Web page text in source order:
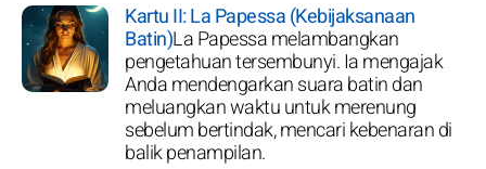
Kartu II: La Papessa (Kebijaksanaan
Batin)La Papessa melambangkan
pengetahuan tersembunyi. Ia mengajak
Anda mendengarkan suara batin dan
meluangkan waktu untuk merenung
sebelum bertindak, mencari kebenaran di
balik penampilan.